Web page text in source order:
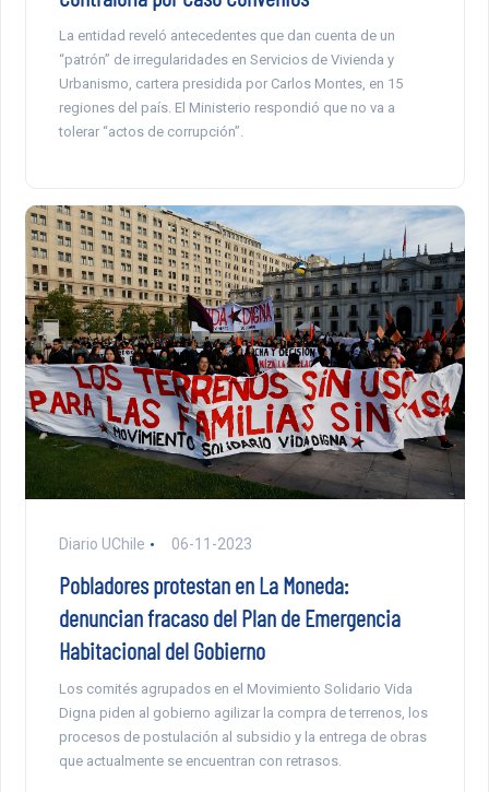
La entidad reveló antecedentes que dan cuenta de un
“patrón” de irregularidades en Servicios de Vivienda y
Urbanismo, cartera presidida por Carlos Montes, en 15
regiones del país. El Ministerio respondió que no va a
tolerar “actos de corrupción”.
Diario UChile 06-11-2023
Pobladores protestan en La Moneda:
denuncian fracaso del Plan de Emergencia
Habitacional del Gobierno
Los comités agrupados en el Movimiento Solidario Vida
Digna piden al gobierno agilizar la compra de terrenos, los
procesos de postulación al subsidio y la entrega de obras
que actualmente se encuentran con retrasos.